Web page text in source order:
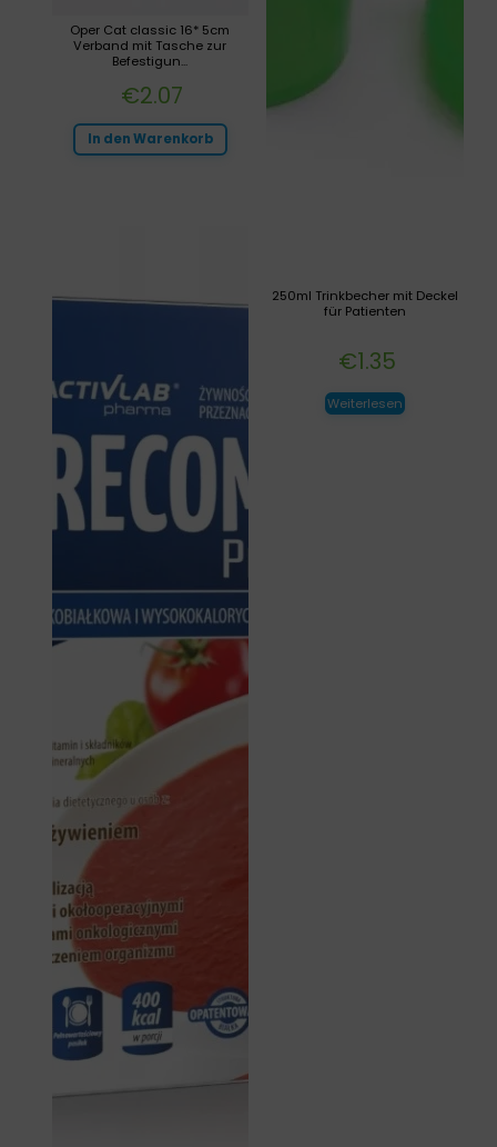
250ml Trinkbecher mit Deckel
für Patienten
€1.35
Weiterlesen
Oper Cat classic 16* 5cm
Verband mit Tasche zur
Befestigun...
€2.07
In den Warenkorb